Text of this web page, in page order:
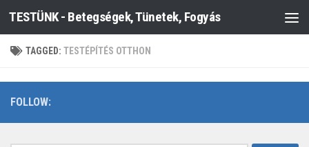
Skip to content
TESTÜNK - Betegségek, Tünetek, Fogyás
TAGGED: TESTÉPÍTÉS OTTHON
FOLLOW: